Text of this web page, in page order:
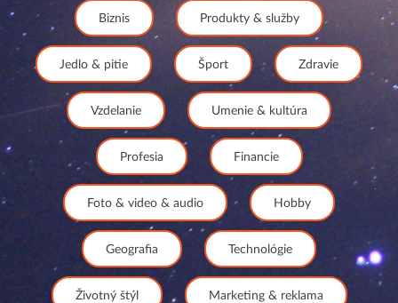
Biznis Produkty & služby
Jedlo & pitie Šport Zdravie
Vzdelanie Umenie & kultúra
Profesia Financie
Foto & video & audio Hobby
Geografia Technológie
Životný štýl Marketing & reklama